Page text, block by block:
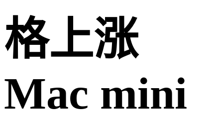
格上涨
Mac mini